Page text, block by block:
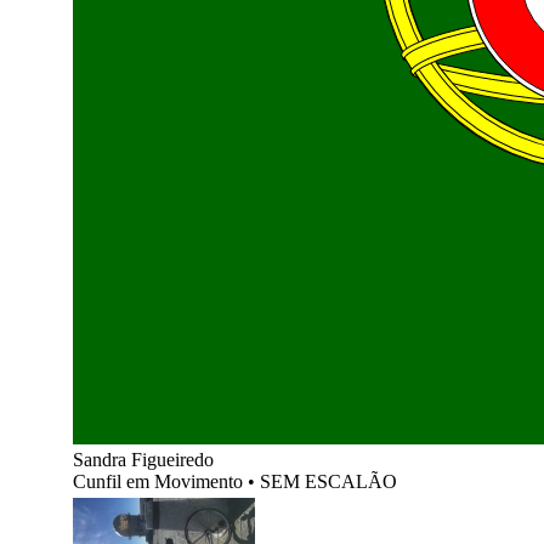
Sandra Figueiredo
Cunfil em Movimento • SEM ESCALÃO